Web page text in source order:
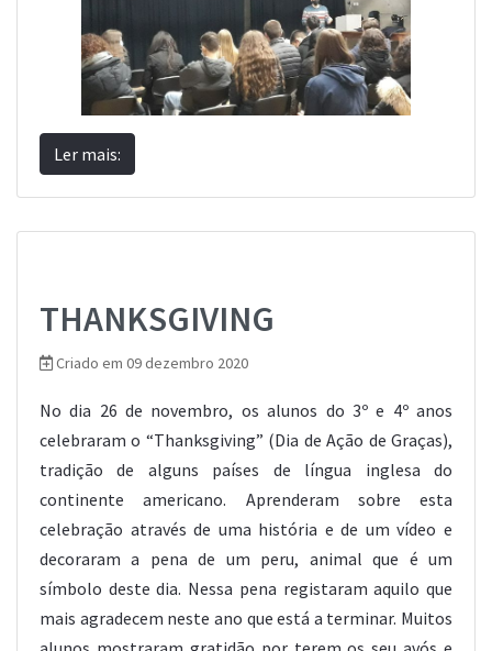
Ler mais:
THANKSGIVING
Criado em 09 dezembro 2020
No dia 26 de novembro, os alunos do 3º e 4º anos
celebraram o “Thanksgiving” (Dia de Ação de Graças),
tradição de alguns países de língua inglesa do
continente americano. Aprenderam sobre esta
celebração através de uma história e de um vídeo e
decoraram a pena de um peru, animal que é um
símbolo deste dia. Nessa pena registaram aquilo que
mais agradecem neste ano que está a terminar. Muitos